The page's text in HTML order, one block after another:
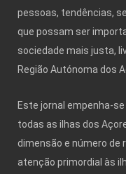
pessoas, tendências,
que possam ser
sociedade mais justa,
Região Autónoma dos
Este jornal empenha-
todas as ilhas dos
dimensão e número de
atenção primordial às